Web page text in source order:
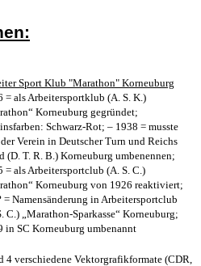
Sport Klub "Marathon" Korneuburg
= als Arbeitersportklub (A. S. K.)
Korneuburg gegründet;
Schwarz-Rot; – 1938 = musste
Verein in Deutscher Turn und Reichs
(D. T. R. B.) Korneuburg umbenennen;
= als Arbeitersportclub (A. S. C.)
Korneuburg von 1926 reaktiviert;
= Namensänderung in Arbeitersportclub
C.) „Marathon-Sparkasse“ Korneuburg;
in SC Korneuburg umbenannt
4 verschiedene Vektorgrafikformate (CDR,